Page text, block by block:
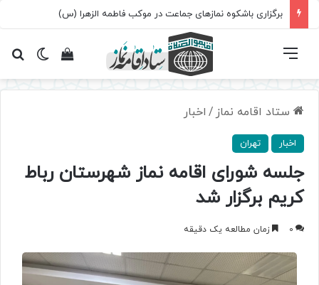
برگزاری باشکوه نمازهای جماعت در موکب فاطمه الزهرا (س)
تغییرمشاهده فهرست
ستاد اقامه نماز / اخبار
اخبار تهران
جلسه شورای اقامه نماز شهرستان رباط
کریم برگزار شد
0 زمان مطالعه یک دقیقه